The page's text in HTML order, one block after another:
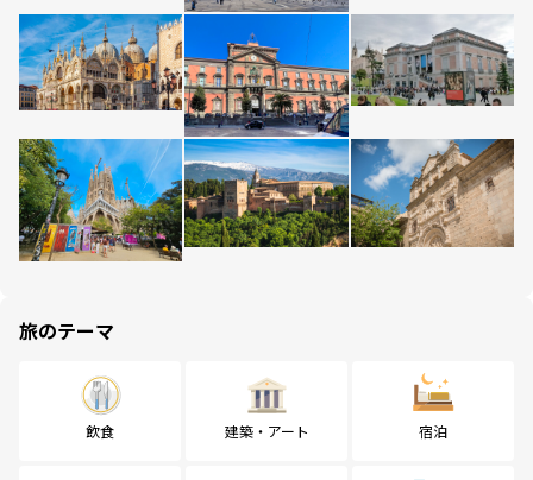
旅のテーマ
飲食 建築・アート 宿泊